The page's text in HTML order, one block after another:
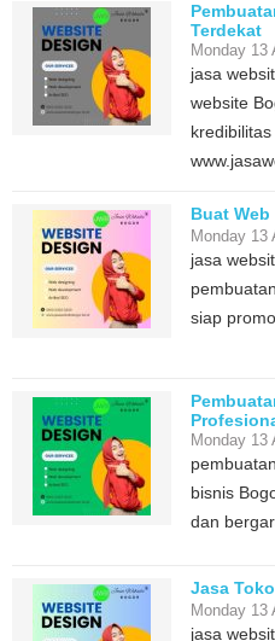
Terdekat
Monday 13
jasa
website
Buat
Monday 13
jasa
siap
Monday 13
bisnis
dan
Jasa
Monday 13
jasa